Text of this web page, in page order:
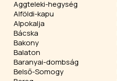
Aggteleki-hegység
Alföldi-kapu
Alpokalja
Bácska
Bakony
Balaton
Baranyai-dombság
Belső-Somogy